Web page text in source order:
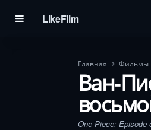
LikeFilm
Главная Фильмы
Ван-
One Piece: Episode